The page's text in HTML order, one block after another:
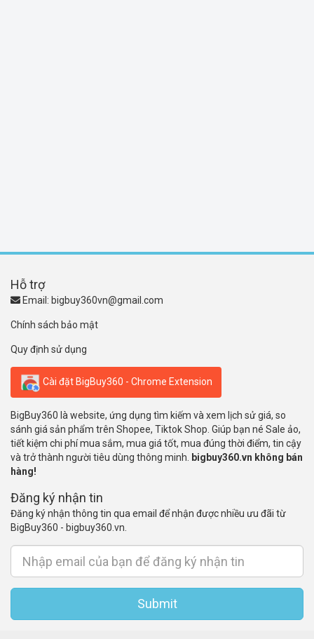
Hỗ trợ
Email: bigbuy360vn@gmail.com
Chính sách bảo mật
Quy định sử dụng
Cài đặt BigBuy360 - Chrome Extension
BigBuy360 là website, ứng dụng tìm kiếm và xem lịch sử giá, so
sánh giá sản phẩm trên Shopee, Tiktok Shop. Giúp bạn né Sale ảo,
tiết kiệm chi phí mua sắm, mua giá tốt, mua đúng thời điểm, tin cậy
và trở thành người tiêu dùng thông minh.
bigbuy360.vn không bán
hàng!
Đăng ký nhận tin
Đăng ký nhận thông tin qua email để nhận được nhiều ưu đãi từ
BigBuy360 - bigbuy360.vn.
Submit